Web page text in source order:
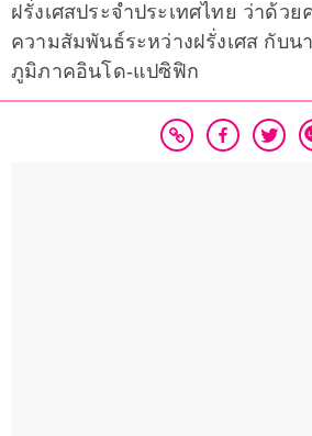
ฝรั่งเศสประจำประเทศไทย ว่าด้ว
ความสัมพันธ์ระหว่างฝรั่งเศส กับน
ภูมิภาคอินโด-แปซิฟิก